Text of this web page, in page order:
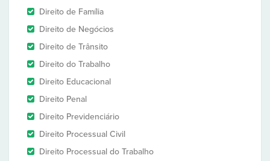
Direito de Família
Direito de Negócios
Direito de Trânsito
Direito do Trabalho
Direito Educacional
Direito Penal
Direito Previdenciário
Direito Processual Civil
Direito Processual do Trabalho